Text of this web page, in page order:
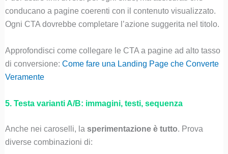
conducano a pagine coerenti con il contenuto visualizzato.
Ogni CTA dovrebbe completare l’azione suggerita nel titolo.
Approfondisci come collegare le CTA a pagine ad alto tasso
di conversione: Come fare una Landing Page che Converte
Veramente
5. Testa varianti A/B: immagini, testi, sequenza
Anche nei caroselli, la sperimentazione è tutto. Prova
diverse combinazioni di: